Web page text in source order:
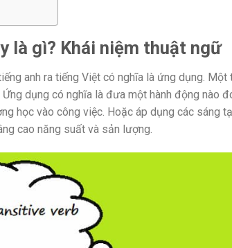
là gì? Khái niệm thuật ngữ
anh ra tiếng Việt có nghĩa là ứng dụng.
Ứng dụng có nghĩa là đưa một hành động nào
học vào công việc. Hoặc áp dụng các sáng
cao năng suất và sản lượng.